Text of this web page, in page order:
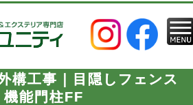
構工事｜目隠しフェンス
機能門柱FF